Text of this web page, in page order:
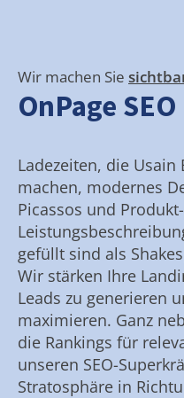
Wir machen Sie
OnPage SEO
Ladezeiten, die Usain
machen, modernes
Picassos und
gefüllt sind als
Wir stärken Ihre
Leads zu generieren
maximieren. Ganz
die Rankings für
unseren SEO-
Stratosphäre in